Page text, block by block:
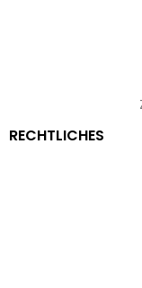
RECHTLICHES